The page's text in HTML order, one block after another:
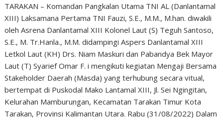
TARAKAN – Komandan Pangkalan Utama TNI AL (Danlantamal
XIII) Laksamana Pertama TNI Fauzi, S.E., M.M., M.han. diwakili
oleh Asrena Danlantamal XIII Kolonel Laut (S) Teguh Santoso,
S.E., M. Tr.Hanla., M.M. didampingi Aspers Danlantamal XIII
Letkol Laut (KH) Drs. Niam Maskuri dan Pabandya Bek Mayor
Laut (T) Syarief Omar F. i mengikuti kegiatan Mengaji Bersama
Stakeholder Daerah (Masda) yang terhubung secara vitual,
bertempat di Puskodal Mako Lantamal XIII, Jl. Sei Ngingitan,
Kelurahan Mamburungan, Kecamatan Tarakan Timur Kota
Tarakan, Provinsi Kalimantan Utara. Rabu (31/08/2022) Dalam